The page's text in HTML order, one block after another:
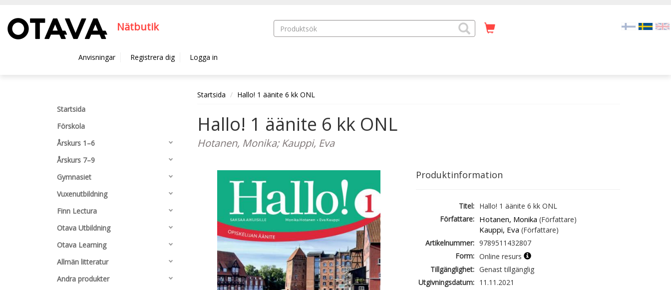
Nätbutik
Anvisningar Registrera dig Logga in
Startsida
Förskola
Årskurs 1–6
Årskurs 7–9
Gymnasiet
Vuxenutbildning
Finn Lectura
Otava Utbildning
Otava Learning
Allmän litteratur
Andra produkter
Startsida Hallo! 1 äänite 6 kk ONL
Hallo! 1 äänite 6 kk ONL
Hotanen, Monika; Kauppi, Eva
Produktinformation
Titel: Hallo! 1 äänite 6 kk ONL
Författare: Hotanen, Monika (Författare)
Kauppi, Eva (Författare)
Artikelnummer: 9789511432807
Form: Online resurs
Tillgänglighet: Genast tillgänglig
Utgivningsdatum: 11.11.2021